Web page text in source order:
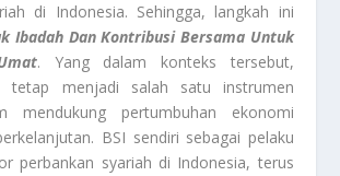
di Indonesia. Sehingga, langkah ini
Ibadah Dan Kontribusi Bersama Untuk
. Yang dalam konteks tersebut,
tetap menjadi salah satu instrumen
mendukung pertumbuhan ekonomi
BSI sendiri sebagai pelaku
perbankan syariah di Indonesia, terus